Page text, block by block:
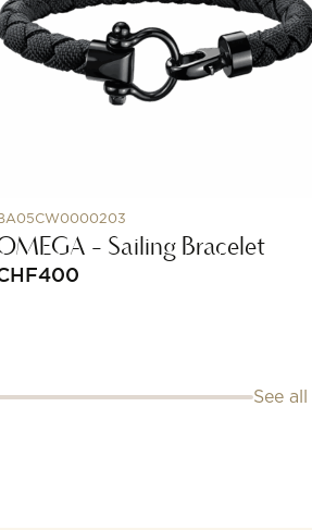
- Sailing Bracelet
400
See